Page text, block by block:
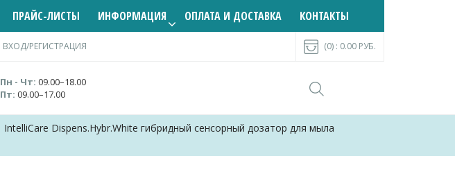
ПРАЙС-ЛИСТЫ ИНФОРМАЦИЯ ОПЛАТА И ДОСТАВКА КОНТАКТЫ
ВХОД/РЕГИСТРАЦИЯ (0) : 0.00 РУБ.
Пн - Чт: 09.00–18.00
Пт: 09.00–17.00
IntelliCare Dispens.Hybr.White гибридный сенсорный дозатор для мыла